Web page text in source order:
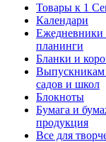
Товары к 1
Календари
Ежедневники
планинги
Бланки и
Выпускникам
садов и школ
Блокноты
Бумага и
продукция
Все для